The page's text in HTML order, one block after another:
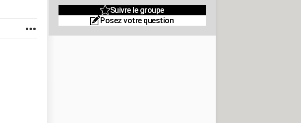
Suivre le groupe
Posez votre question